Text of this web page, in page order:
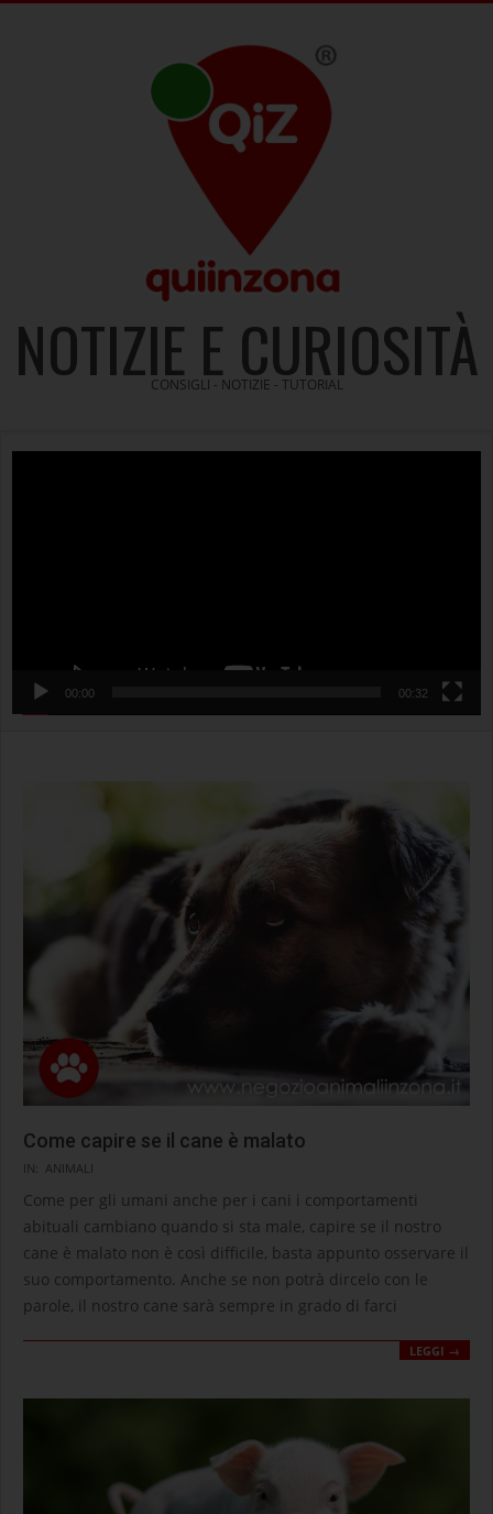
NOTIZIE E CURIOSITÀ
CONSIGLI - NOTIZIE - TUTORIAL
00:00 00:32
Come capire se il cane è malato
2020-
09-
10
IN: ANIMALI
Come per gli umani anche per i cani i comportamenti
abituali cambiano quando si sta male, capire se il nostro
cane è malato non è così difficile, basta appunto osservare il
suo comportamento. Anche se non potrà dircelo con le
parole, il nostro cane sarà sempre in grado di farci
LEGGI →